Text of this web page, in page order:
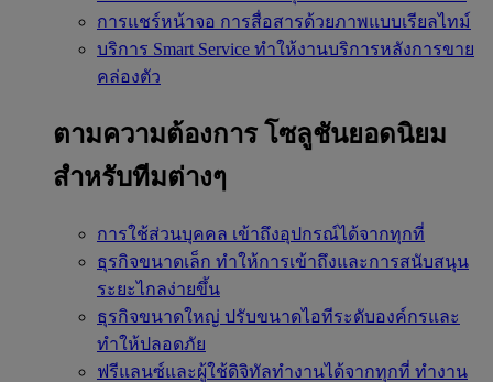
การแชร์หน้าจอ การสื่อสารด้วยภาพแบบเรียลไทม์
บริการ Smart Service ทำให้งานบริการหลังการขาย
คล่องตัว
ตามความต้องการ โซลูชันยอดนิยม
สำหรับทีมต่างๆ
การใช้ส่วนบุคคล เข้าถึงอุปกรณ์ได้จากทุกที่
ธุรกิจขนาดเล็ก ทำให้การเข้าถึงและการสนับสนุน
ระยะไกลง่ายขึ้น
ธุรกิจขนาดใหญ่ ปรับขนาดไอทีระดับองค์กรและ
ทำให้ปลอดภัย
ฟรีแลนซ์และผู้ใช้ดิจิทัลทำงานได้จากทุกที่ ทำงาน